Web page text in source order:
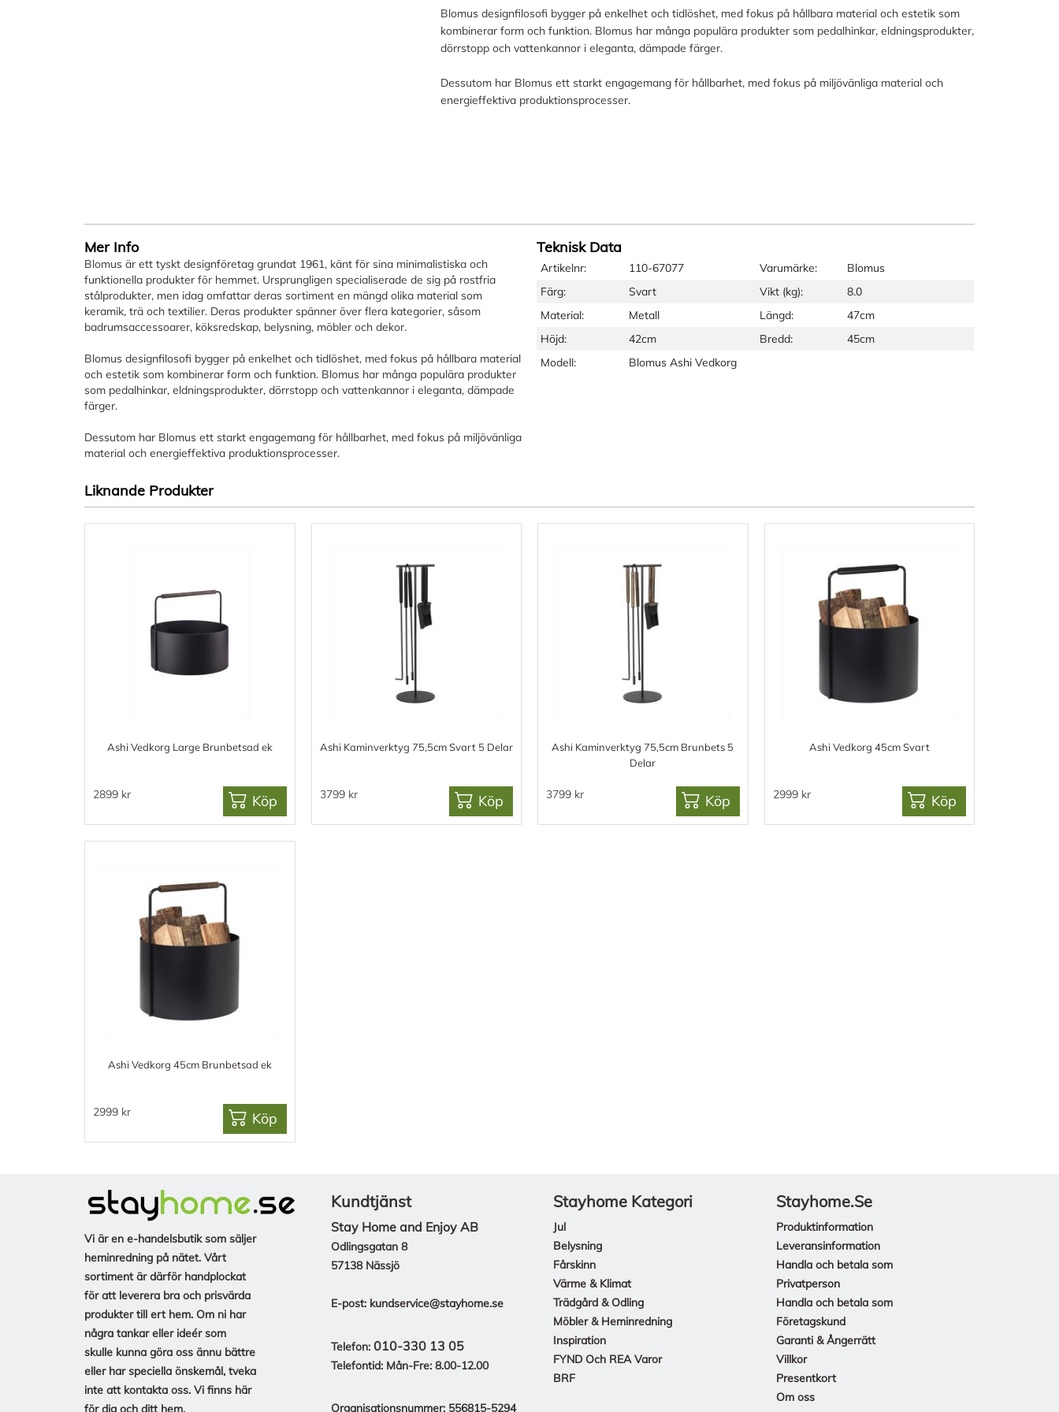
Blomus designfilosofi bygger på enkelhet och tidlöshet, med fokus på hållbara material och estetik som
kombinerar form och funktion. Blomus har många populära produkter som pedalhinkar, eldningsprodukter,
dörrstopp och vattenkannor i eleganta, dämpade färger.
Dessutom har Blomus ett starkt engagemang för hållbarhet, med fokus på miljövänliga material och
energieffektiva produktionsprocesser.
Mer Info
Blomus är ett tyskt designföretag grundat 1961, känt för sina minimalistiska och
funktionella produkter för hemmet. Ursprungligen specialiserade de sig på rostfria
stålprodukter, men idag omfattar deras sortiment en mängd olika material som
keramik, trä och textilier. Deras produkter spänner över flera kategorier, såsom
badrumsaccessoarer, köksredskap, belysning, möbler och dekor.
Blomus designfilosofi bygger på enkelhet och tidlöshet, med fokus på hållbara material
och estetik som kombinerar form och funktion. Blomus har många populära produkter
som pedalhinkar, eldningsprodukter, dörrstopp och vattenkannor i eleganta, dämpade
färger.
Dessutom har Blomus ett starkt engagemang för hållbarhet, med fokus på miljövänliga
material och energieffektiva produktionsprocesser.
Teknisk Data
Artikelnr: 110-67077 Varumärke:
Blomus
Färg:
Svart Vikt (kg):
8.0
Material:
Metall Längd:
47cm
Höjd:
42cm Bredd:
45cm
Modell:
Blomus Ashi Vedkorg
Liknande Produkter
Ashi Vedkorg Large Brunbetsad ek
2899 kr Köp
Ashi Kaminverktyg 75,5cm Svart 5 Delar
3799 kr Köp
Ashi Kaminverktyg 75,5cm Brunbets 5
Delar
3799 kr Köp
Ashi Vedkorg 45cm Svart
2999 kr Köp
Ashi Vedkorg 45cm Brunbetsad ek
2999 kr Köp
Vi är en e-handelsbutik som säljer
heminredning på nätet. Vårt
sortiment är därför handplockat
för att leverera bra och prisvärda
produkter till ert hem. Om ni har
några tankar eller ideér som
skulle kunna göra oss ännu bättre
eller har speciella önskemål, tveka
inte att kontakta oss. Vi finns här
för dig och ditt hem.
Kundtjänst
Stay Home and Enjoy AB
Odlingsgatan 8
57138 Nässjö
E-post: kundservice@stayhome.se
Telefon: 010-330 13 05
Telefontid: Mån-Fre: 8.00-12.00
Organisationsnummer: 556815-5294
Stayhome Kategori
Jul
Belysning
Fårskinn
Värme & Klimat
Trädgård & Odling
Möbler & Heminredning
Inspiration
FYND Och REA Varor
BRF
Stayhome.se
Produktinformation
Leveransinformation
Handla och betala som
Privatperson
Handla och betala som
Företagskund
Garanti & Ångerrätt
Villkor
Presentkort
Om oss